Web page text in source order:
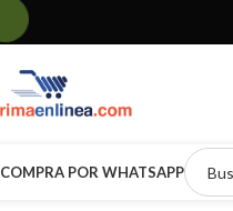
COMPRA POR WHATSAPP